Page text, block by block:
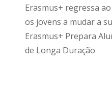
Erasmus+ regressa
os jovens a mudar a
Erasmus+ Prepara
de Longa Duração